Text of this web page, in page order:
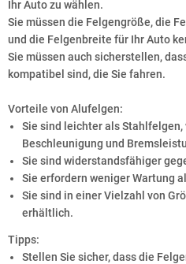
Ihr Auto zu wählen.
Sie müssen die Felgengröße, die
und die Felgenbreite für Ihr Auto
Sie müssen auch sicherstellen,
kompatibel sind, die Sie fahren.
Vorteile von Alufelgen:
Sie sind leichter als Stahlfelgen,
Beschleunigung und
Sie sind widerstandsfähiger
Sie erfordern weniger Wartung
Sie sind in einer Vielzahl von
erhältlich.
Tipps:
Stellen Sie sicher, dass die